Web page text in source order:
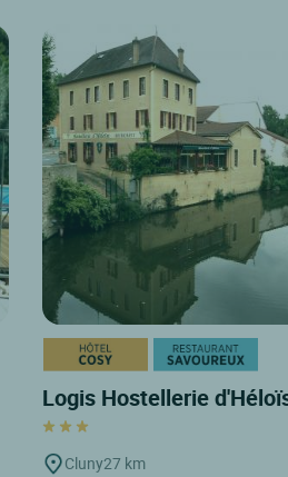
Logis Hostellerie
Cluny27 km